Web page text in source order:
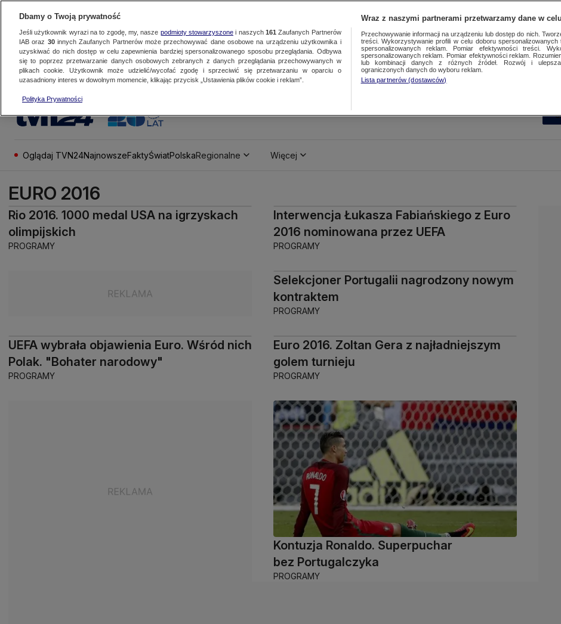
Oglądaj TVN24NajnowszeFaktyŚwiatPolskaRegionalne Więcej
EURO 2016
Rio 2016. 1000 medal USA na igrzyskach
olimpijskich
PROGRAMY
Interwencja Łukasza Fabiańskiego z Euro
2016 nominowana przez UEFA
PROGRAMY
Selekcjoner Portugalii nagrodzony nowym
kontraktem
PROGRAMY
UEFA wybrała objawienia Euro. Wśród nich
Polak. "Bohater narodowy"
PROGRAMY
Euro 2016. Zoltan Gera z najładniejszym
golem turnieju
PROGRAMY
Kontuzja Ronaldo. Superpuchar
bez Portugalczyka
PROGRAMY
Dbamy o Twoją prywatność
Jeśli użytkownik wyrazi na to zgodę, my, nasze podmioty stowarzyszonei naszych 161 Zaufanych Partnerów
IAB oraz 30innych Zaufanych Partnerów może przechowywać dane osobowe na urządzeniu użytkownika i
uzyskiwać do nich dostęp w celu zapewnienia bardziej spersonalizowanego sposobu przeglądania. Odbywa
się to poprzez przetwarzanie danych osobowych zebranych z danych przeglądania przechowywanych w
plikach cookie. Użytkownik może udzielić/wycofać zgodę i sprzeciwić się przetwarzaniu w oparciu o
uzasadniony interes w dowolnym momencie, klikając przycisk „Ustawienia plików cookie i reklam”.
Polityka Prywatności
Wraz z naszymi partnerami przetwarzamy dane w
Przechowywanie informacji na urządzeniu lub dostęp do nich.
treści. Wykorzystywanie profili w celu doboru
spersonalizowanych reklam. Pomiar efektywności treści.
spersonalizowanych reklam. Pomiar efektywności reklam.
lub kombinacji danych z różnych źródeł. Rozwój i
ograniczonych danych do wyboru reklam.
Lista partnerów (dostawców)